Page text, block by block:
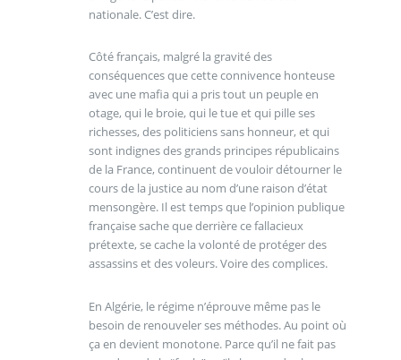
nationale. C’est dire.
Côté français, malgré la gravité des
conséquences que cette connivence honteuse
avec une mafia qui a pris tout un peuple en
otage, qui le broie, qui le tue et qui pille ses
richesses, des politiciens sans honneur, et qui
sont indignes des grands principes républicains
de la France, continuent de vouloir détourner le
cours de la justice au nom d’une raison d’état
mensongère. Il est temps que l’opinion publique
française sache que derrière ce fallacieux
prétexte, se cache la volonté de protéger des
assassins et des voleurs. Voire des complices.
En Algérie, le régime n’éprouve même pas le
besoin de renouveler ses méthodes. Au point où
ça en devient monotone. Parce qu’il ne fait pas